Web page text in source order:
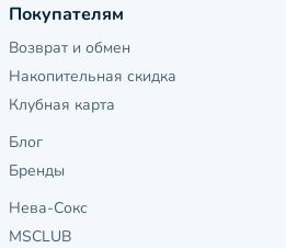
Покупателям
Возврат и обмен
Накопительная скидка
Клубная карта
Блог
Бренды
Нева-Сокс
MSCLUB